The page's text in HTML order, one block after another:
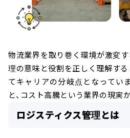
物流業界を取り巻く環境が激変
理の意味と役割を正しく理解する
てキャリアの分岐点となってい
と、コスト高騰という業界の現実
ロジスティクス管理とは